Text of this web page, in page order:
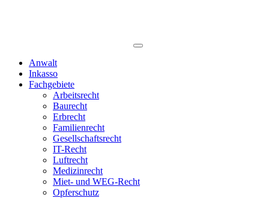
Anwalt
Inkasso
Fachgebiete
Arbeitsrecht
Baurecht
Erbrecht
Familienrecht
Gesellschaftsrecht
IT-Recht
Luftrecht
Medizinrecht
Miet- und WEG-Recht
Opferschutz